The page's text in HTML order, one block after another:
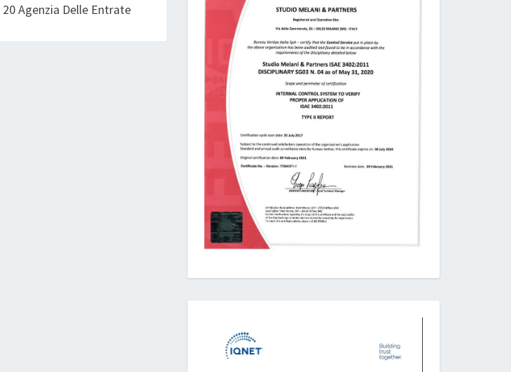
20 Agenzia Delle Entrate